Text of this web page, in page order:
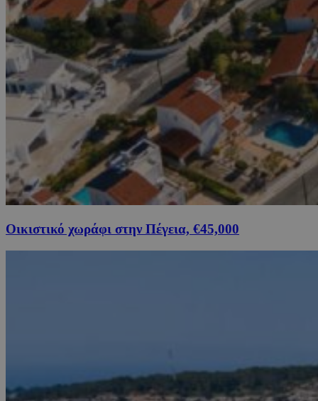
Οικιστικό χωράφι στην Πέγεια, €45,000